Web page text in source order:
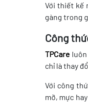
Với thiết kế
gàng trong
Công
TPCare
chỉ là thay
Với công
mỡ, mực